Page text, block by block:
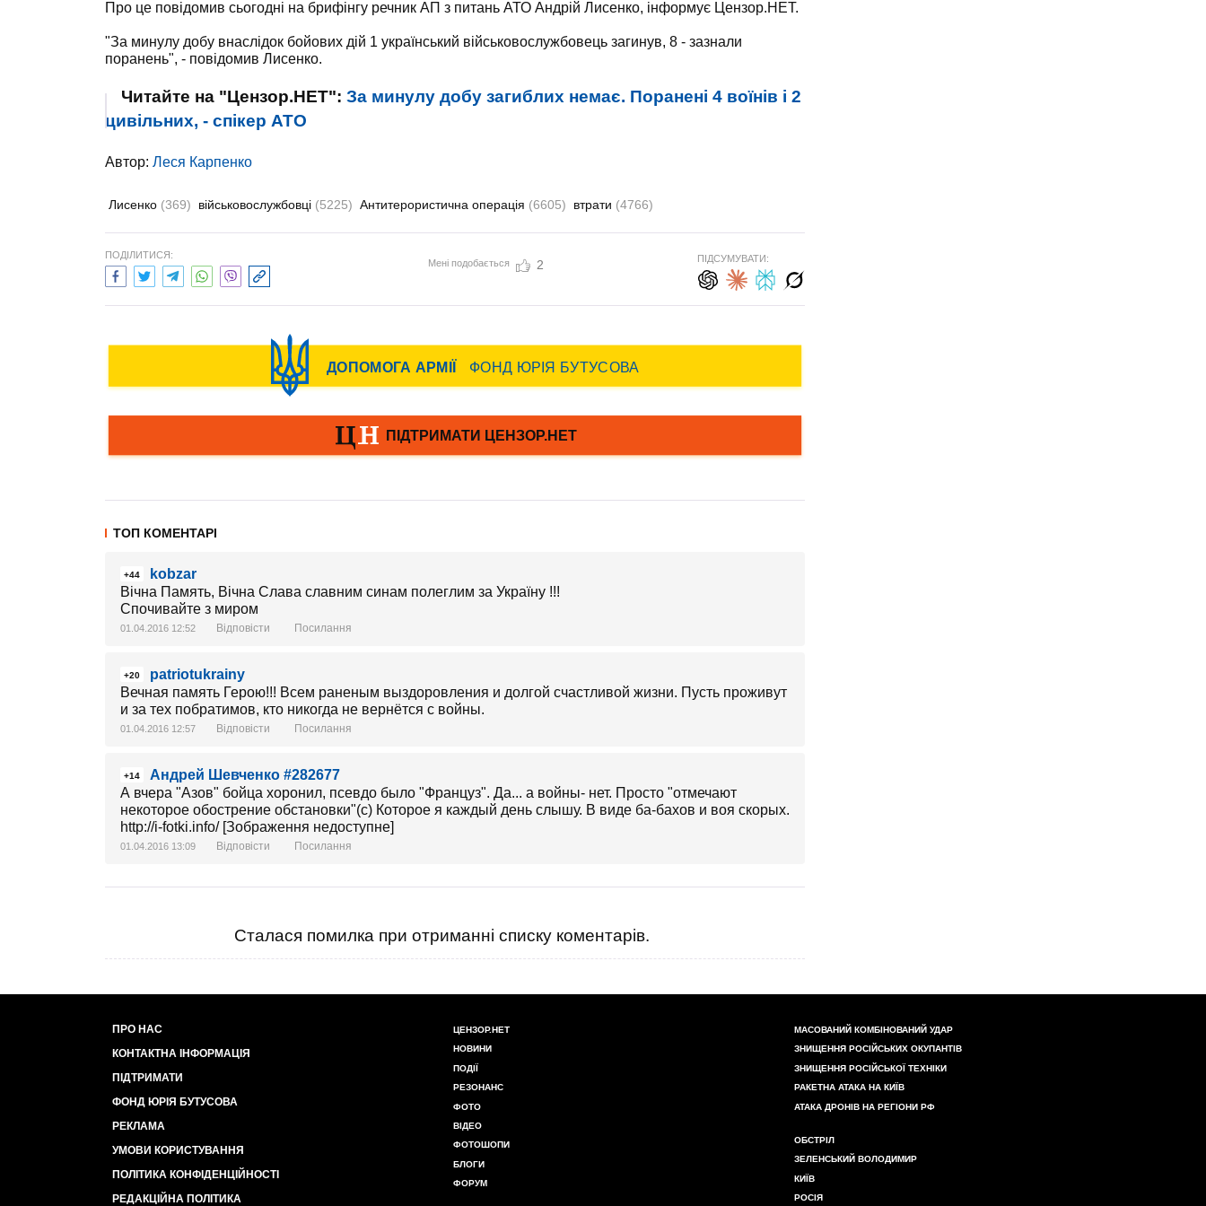
Про це повідомив сьогодні на брифінгу речник АП з питань АТО Андрій Лисенко, інформує Цензор.НЕТ.
"За минулу добу внаслідок бойових дій 1 український військовослужбовець загинув, 8 - зазнали
поранень", - повідомив Лисенко.
Читайте на "Цензор.НЕТ": За минулу добу загиблих немає. Поранені 4 воїнів і 2
цивільних, - спікер АТО
Автор: Леся Карпенко
Лисенко (369) військовослужбовці (5225) Антитерористична операція (6605) втрати (4766)
ПОДІЛИТИСЯ:
Мені подобається 2 ПІДСУМУВАТИ:
ТОП КОМЕНТАРІ
+44
kobzar
Вічна Память, Вічна Слава славним синам полеглим за Україну !!!
Спочивайте з миром
01.04.2016 12:52 Відповісти Посилання
+20
patriotukrainy
Вечная память Герою!!! Всем раненым выздоровления и долгой счастливой жизни. Пусть проживут
и за тех побратимов, кто никогда не вернётся с войны.
01.04.2016 12:57 Відповісти Посилання
+14
Андрей Шевченко #282677
А вчера "Азов" бойца хоронил, псевдо было "Француз". Да... а войны- нет. Просто "отмечают
некоторое обострение обстановки"(с) Которое я каждый день слышу. В виде ба-бахов и воя скорых.
http://i-fotki.info/ [Зображення недоступне]
01.04.2016 13:09 Відповісти Посилання
Сталася помилка при отриманні списку коментарів.
ПРО НАС
КОНТАКТНА ІНФОРМАЦІЯ
ПІДТРИМАТИ
ФОНД ЮРІЯ БУТУСОВА
РЕКЛАМА
УМОВИ КОРИСТУВАННЯ
ПОЛІТИКА КОНФІДЕНЦІЙНОСТІ
РЕДАКЦІЙНА ПОЛІТИКА
ЦЕНЗОР.НЕТ
НОВИНИ
ПОДІЇ
РЕЗОНАНС
ФОТО
ВІДЕО
ФОТОШОПИ
БЛОГИ
ФОРУМ
МАСОВАНИЙ КОМБІНОВАНИЙ УДАР
ЗНИЩЕННЯ РОСІЙСЬКИХ ОКУПАНТІВ
ЗНИЩЕННЯ РОСІЙСЬКОЇ ТЕХНІКИ
РАКЕТНА АТАКА НА КИЇВ
АТАКА ДРОНІВ НА РЕГІОНИ РФ
ОБСТРІЛ
ЗЕЛЕНСЬКИЙ ВОЛОДИМИР
КИЇВ
РОСІЯ